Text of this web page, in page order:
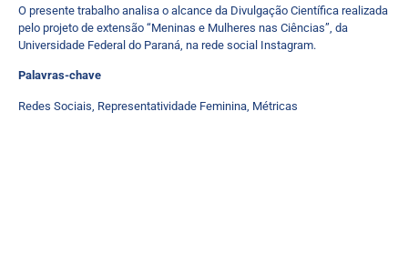
O presente trabalho analisa o alcance da Divulgação Científica realizada
pelo projeto de extensão “Meninas e Mulheres nas Ciências”, da
Universidade Federal do Paraná, na rede social Instagram.
Palavras-chave
Redes Sociais, Representatividade Feminina, Métricas